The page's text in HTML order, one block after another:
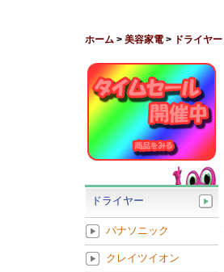
ホーム > 美容家電 > ドライヤー
ドライヤー
パナソニック
クレイツイオン